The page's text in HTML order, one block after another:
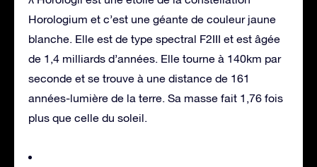
Horologium et c’est une géante de couleur jaune
blanche. Elle est de type spectral F2III et est âgée
de 1,4 milliards d’années. Elle tourne à 140km par
seconde et se trouve à une distance de 161
années-lumière de la terre. Sa masse fait 1,76 fois
plus que celle du soleil.